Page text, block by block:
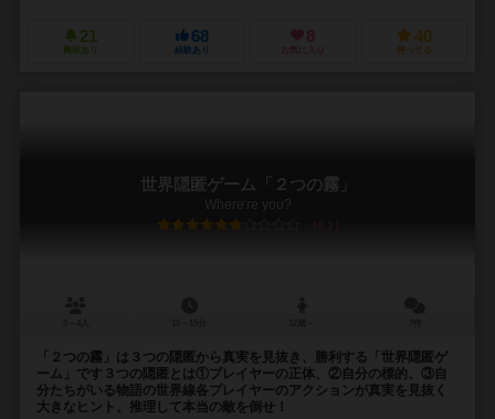
21
興味あり
68
経験あり
8
お気に入り
40
持ってる
世界隠匿ゲーム「２つの霧」
Where're you?
6.1
「２つの霧」は３つの隠匿から真実を見抜き、勝利する「世界隠匿ゲ
ーム」です３つの隠匿とは①プレイヤーの正体、②自分の標的、③自
分たちがいる物語の世界線各プレイヤーのアクションが真実を見抜く
大きなヒント。推理して本当の敵を倒せ！